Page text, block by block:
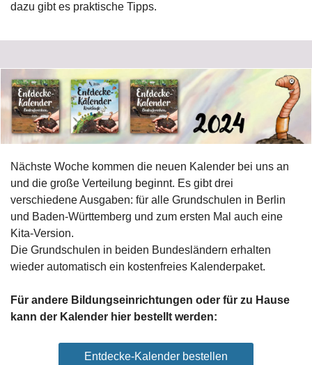
dazu gibt es praktische Tipps.
Nächste Woche kommen die neuen Kalender bei uns an
und die große Verteilung beginnt. Es gibt drei
verschiedene Ausgaben: für alle Grundschulen in Berlin
und Baden-Württemberg und zum ersten Mal auch eine
Kita-Version.
Die Grundschulen in beiden Bundesländern erhalten
wieder automatisch ein kostenfreies Kalenderpaket.
Für andere Bildungseinrichtungen oder für zu Hause
kann der Kalender hier bestellt werden:
Entdecke-Kalender bestellen